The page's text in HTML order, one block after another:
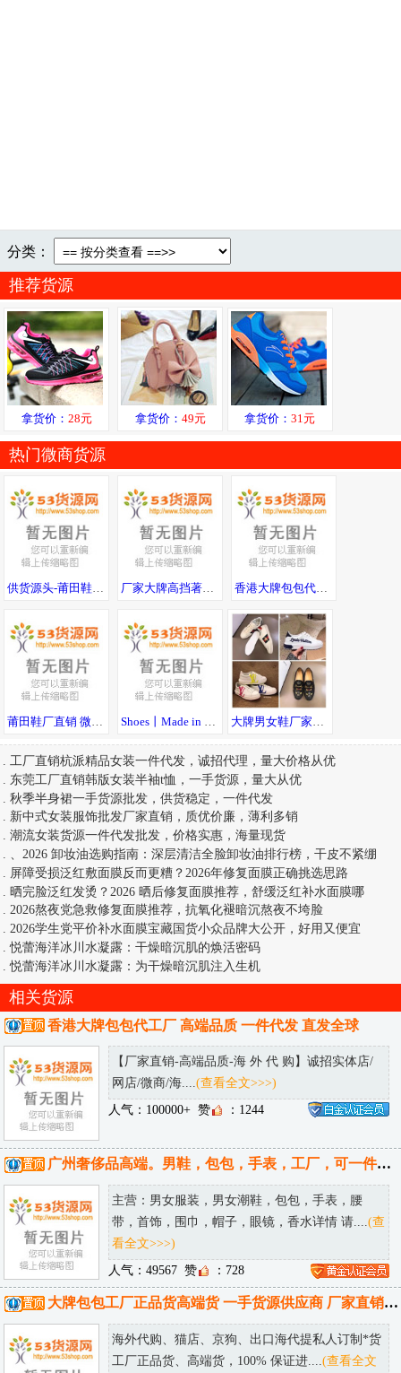
交易方式：
此信息由会员免费发布，请核实后，通过“淘宝”或“闲鱼”等大型平台
进行交易，收到货满意后再确认付款，切不可微信直接先打款，以免钱
货两失。
免责申明：1.本站不提供任何交易方式，请通过安全的交易平台如淘
定京东闲鱼等平台进行交易，私下交易属于个人行为，造成的后果与本
站无关。2.所有文字图片及产品均由会员发布提供，如涉侵权可联系本
站客服处理。
( 网上进货如何安全选货!如何安全交易 >>)
上一篇：光头奶爸的全国统一零售价多少？多少钱可以拿代理
下一篇：微商零食怎么招兔兔创意美食团队？一手货源
分类：
推荐货源